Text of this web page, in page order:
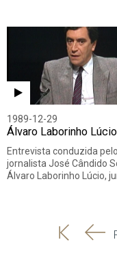
1989-12-29
Álvaro Laborinho Lúcio
Entrevista conduzida pelo
jornalista José Cândido
Álvaro Laborinho Lúcio,
'
'